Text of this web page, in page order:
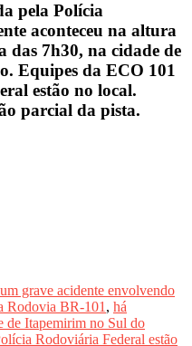
pela Polícia
aconteceu na altura
7h30, na cidade de
Equipes da ECO 101
estão no local.
parcial da pista.
grave acidente envolvendo
Rodovia BR-101 , há
de Itapemirim no Sul do
Rodoviária Federal estão